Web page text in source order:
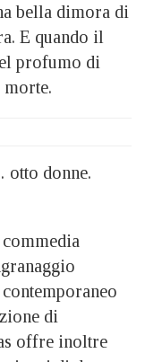
bella dimora di
E quando il
profumo di
morte.
otto donne.
di
offre inoltre